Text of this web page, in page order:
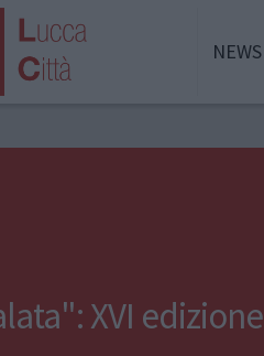
NEWS
XVI edizione